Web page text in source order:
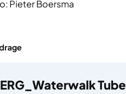
Pieter Boersma
ERG_Waterwalk Tube